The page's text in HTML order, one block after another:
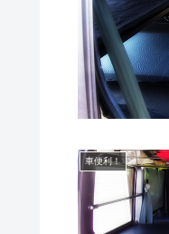
車便利！